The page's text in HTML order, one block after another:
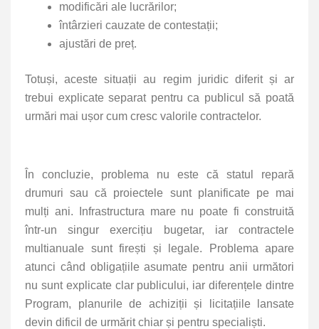
modificări ale lucrărilor;
întârzieri cauzate de contestații;
ajustări de preț.
Totuși, aceste situații au regim juridic diferit și ar
trebui explicate separat pentru ca publicul să poată
urmări mai ușor cum cresc valorile contractelor.
În concluzie, problema nu este că statul repară
drumuri sau că proiectele sunt planificate pe mai
mulți ani. Infrastructura mare nu poate fi construită
într-un singur exercițiu bugetar, iar contractele
multianuale sunt firești și legale. Problema apare
atunci când obligațiile asumate pentru anii următori
nu sunt explicate clar publicului, iar diferențele dintre
Program, planurile de achiziții și licitațiile lansate
devin dificil de urmărit chiar și pentru specialiști.